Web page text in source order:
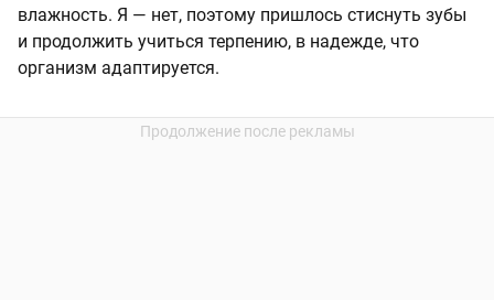
влажность. Я — нет, поэтому пришлось стиснуть зубы
и продолжить учиться терпению, в надежде, что
организм адаптируется.